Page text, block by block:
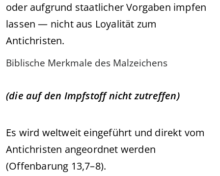
oder aufgrund staatlicher Vorgaben impfen
lassen — nicht aus Loyalität zum
Antichristen.
Biblische Merkmale des Malzeichens
(die auf den Impfstoff nicht zutreffen)
Es wird weltweit eingeführt und direkt vom
Antichristen angeordnet werden
(Offenbarung 13,7–8).